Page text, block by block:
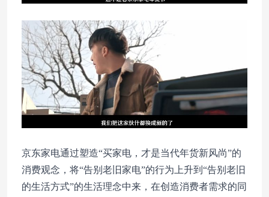
京东家电通过塑造“买家电，才是当代年货新风尚”的
消费观念，将“告别老旧家电”的行为上升到“告别老旧
的生活方式”的生活理念中来，在创造消费者需求的同